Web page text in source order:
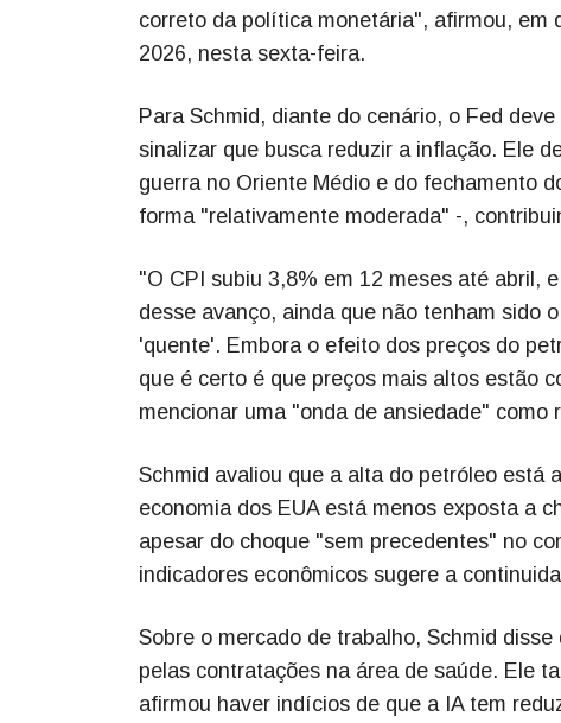
correto da política monetária", afirmou, em
2026, nesta sexta-feira.
Para Schmid, diante do cenário, o Fed
sinalizar que busca reduzir a inflação. Ele
guerra no Oriente Médio e do fechamento
forma "relativamente moderada" -,
"O CPI subiu 3,8% em 12 meses até abril,
desse avanço, ainda que não tenham sido
'quente'. Embora o efeito dos preços do
que é certo é que preços mais altos estão
mencionar uma "onda de ansiedade" como
Schmid avaliou que a alta do petróleo está
economia dos EUA está menos exposta a
apesar do choque "sem precedentes" no
indicadores econômicos sugere a
Sobre o mercado de trabalho, Schmid
pelas contratações na área de saúde. Ele
afirmou haver indícios de que a IA tem